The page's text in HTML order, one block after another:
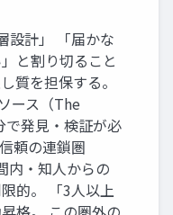
設計」 「届かな
と割り切ること
質を担保する。
ース（The
発見・検証が必
頼の連鎖圏
内・知人からの
的。 「3人以上